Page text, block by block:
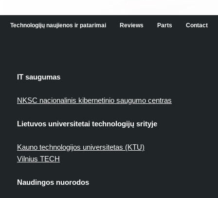
Technologijų naujienos ir patarimai Reviews Parts Contact
IT saugumas
NKSC nacionalinis kibernetinio saugumo centras
Lietuvos universitetai technologijų srityje
Kauno technologijos universitetas (KTU)
Vilnius TECH
Naudingos nuorodos